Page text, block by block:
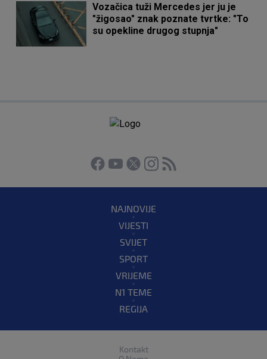
Vozačica tuži Mercedes jer ju je
"žigosao" znak poznate tvrtke: "To
su opekline drugog stupnja"
NAJNOVIJE
VIJESTI
SVIJET
SPORT
VRIJEME
N1 TEME
REGIJA
Kontakt